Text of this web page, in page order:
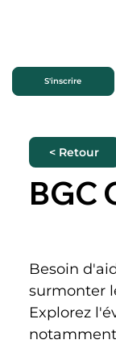
S'inscrire
< Retour
BGC
Besoin
surmonter
Explorez